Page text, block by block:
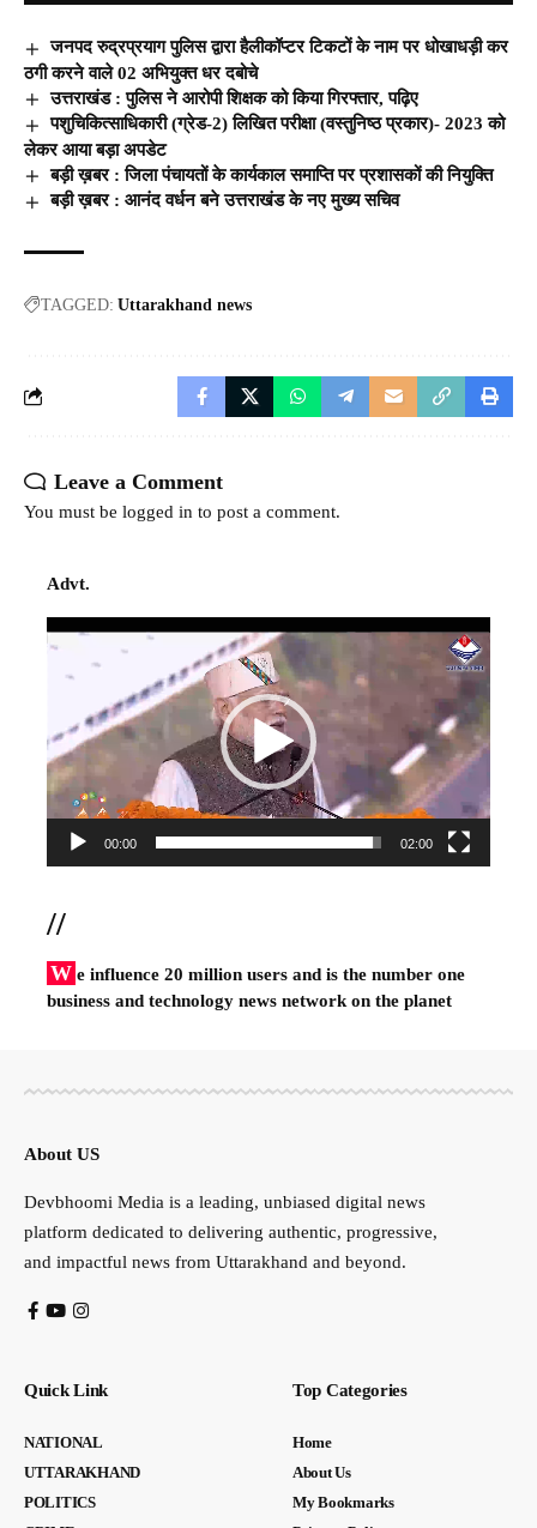
जनपद रुद्रप्रयाग पुलिस द्वारा हैलीकॉप्टर टिकटों के नाम पर धोखाधड़ी कर
ठगी करने वाले 02 अभियुक्त धर दबोचे
उत्तराखंड : पुलिस ने आरोपी शिक्षक को किया गिरफ्तार, पढ़िए
पशुचिकित्साधिकारी (ग्रेड-2) लिखित परीक्षा (वस्तुनिष्ठ प्रकार)- 2023 को
लेकर आया बड़ा अपडेट
बड़ी ख़बर : जिला पंचायतों के कार्यकाल समाप्ति पर प्रशासकों की नियुक्ति
बड़ी ख़बर : आनंद वर्धन बने उत्तराखंड के नए मुख्य सचिव
TAGGED: Uttarakhand news
Leave a Comment
You must be logged in to post a comment.
Advt.
Video
00:00 02:00
//
W e influence 20 million users and is the number one
business and technology news network on the planet
About US
Devbhoomi Media is a leading, unbiased digital news
platform dedicated to delivering authentic, progressive,
and impactful news from Uttarakhand and beyond.
Quick Link
NATIONAL
UTTARAKHAND
POLITICS
Top Categories
Home
About Us
My Bookmarks